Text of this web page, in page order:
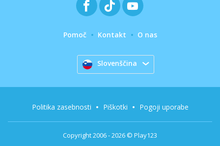
Pomoč Kontakt O nas
Slovenščina
Copyright 2006 - 2026 © Play123
Politika zasebnosti Piškotki Pogoji uporabe